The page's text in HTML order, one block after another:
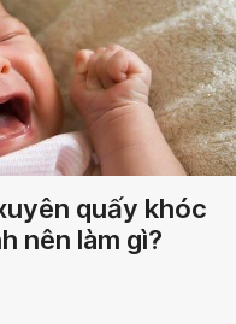
quấy khóc
nên làm gì?